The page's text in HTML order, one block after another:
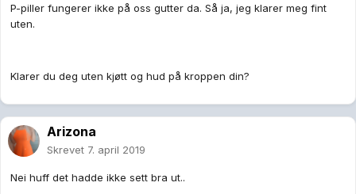
P-piller fungerer ikke på oss gutter da. Så ja, jeg klarer meg fint
uten.
Klarer du deg uten kjøtt og hud på kroppen din?
Arizona
Skrevet 7. april 2019
Nei huff det hadde ikke sett bra ut..